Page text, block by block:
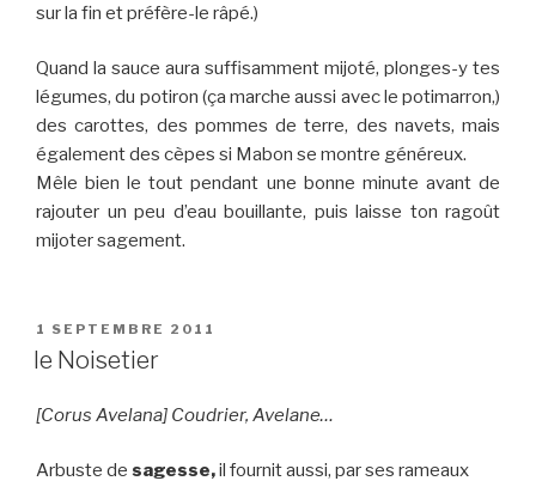
sur la fin et préfère-le râpé.)
Quand la sauce aura suffisamment mijoté, plonges-y tes
légumes, du potiron (ça marche aussi avec le potimarron,)
des carottes, des pommes de terre, des navets, mais
également des cèpes si Mabon se montre généreux.
Mêle bien le tout pendant une bonne minute avant de
rajouter un peu d’eau bouillante, puis laisse ton ragoût
mijoter sagement.
PUBLIÉ
LE
1 SEPTEMBRE 2011
le Noisetier
[Corus Avelana] Coudrier, Avelane…
Arbuste de sagesse,il fournit aussi, par ses rameaux